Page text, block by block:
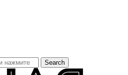
Search